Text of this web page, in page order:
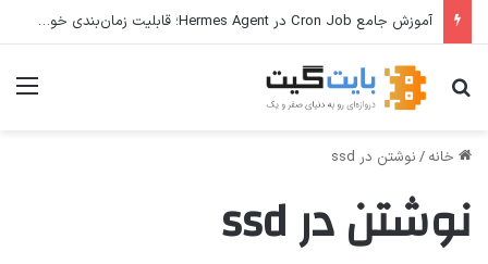
آموزش جامع Cron Job در Hermes Agent؛ قابلیت زمان‌بندی خودکار وظایف
جستجو برای
خانه / نوشتن در ssd
نوشتن در ssd